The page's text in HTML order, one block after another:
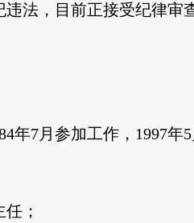
法，目前正接受纪律审
年7月参加工作，1997年
；